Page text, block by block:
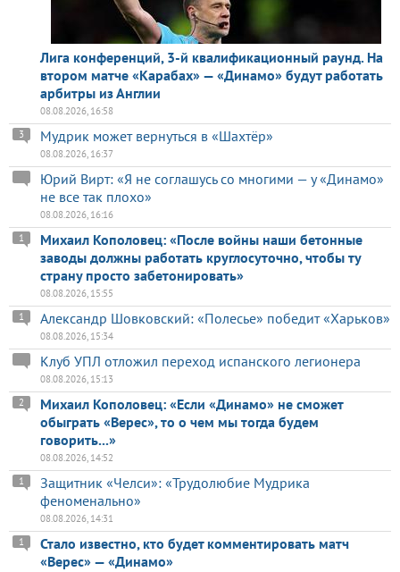
Лига конференций, 3-й квалификационный раунд. На
втором матче «Карабах» — «Динамо» будут работать
арбитры из Англии
08.08.2026, 16:58
Мудрик может вернуться в «Шахтёр»
3
08.08.2026, 16:37
Юрий Вирт: «Я не соглашусь со многими — у «Динамо»
не все так плохо»
08.08.2026, 16:16
Михаил Кополовец: «После войны наши бетонные
заводы должны работать круглосуточно, чтобы ту
страну просто забетонировать»
1
08.08.2026, 15:55
Александр Шовковский: «Полесье» победит «Харьков»
1
08.08.2026, 15:34
Клуб УПЛ отложил переход испанского легионера
08.08.2026, 15:13
Михаил Кополовец: «Если «Динамо» не сможет
обыграть «Верес», то о чем мы тогда будем
говорить...»
2
08.08.2026, 14:52
Защитник «Челси»: «Трудолюбие Мудрика
феноменально»
1
08.08.2026, 14:31
Стало известно, кто будет комментировать матч
«Верес» — «Динамо»
1